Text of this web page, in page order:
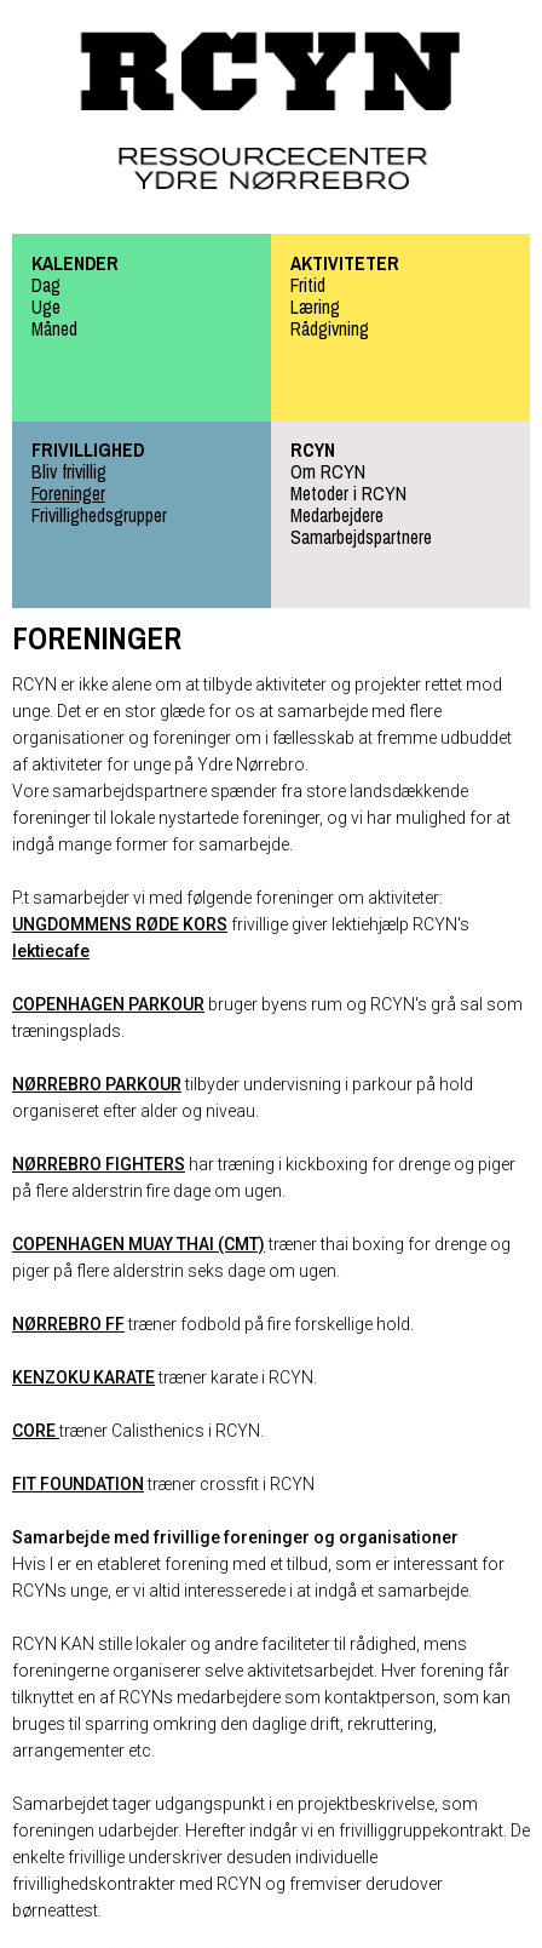
hovedindhold
KALENDER
Dag
Uge
Måned
AKTIVITETER
Fritid
Læring
Rådgivning
FRIVILLIGHED
Bliv frivillig
Foreninger
Frivillighedsgrupper
RCYN
Om RCYN
Metoder i RCYN
Medarbejdere
Samarbejdspartnere
FORENINGER
RCYN er ikke alene om at tilbyde aktiviteter og projekter rettet mod
unge. Det er en stor glæde for os at samarbejde med flere
organisationer og foreninger om i fællesskab at fremme udbuddet
af aktiviteter for unge på Ydre Nørrebro.
Vore samarbejdspartnere spænder fra store landsdækkende
foreninger til lokale nystartede foreninger, og vi har mulighed for at
indgå mange former for samarbejde.
P.t samarbejder vi med følgende foreninger om aktiviteter:
UNGDOMMENS RØDE KORS frivillige giver lektiehjælp RCYN's
lektiecafe
COPENHAGEN PARKOUR bruger byens rum og RCYN's grå sal som
træningsplads.
NØRREBRO PARKOURtilbyder undervisning i parkour på hold
organiseret efter alder og niveau.
NØRREBRO FIGHTERS har træning i kickboxing for drenge og piger
på flere alderstrin fire dage om ugen.
COPENHAGEN MUAY THAI (CMT)træner thai boxing for drenge og
piger på flere alderstrin seks dage om ugen.
NØRREBRO FFtræner fodbold på fire forskellige hold.
KENZOKU KARATEtræner karate i RCYN.
COREtræner Calisthenics i RCYN.
FIT FOUNDATION træner crossfit i RCYN
Samarbejde med frivillige foreninger og organisationer
Hvis I er en etableret forening med et tilbud, som er interessant for
RCYNs unge, er vi altid interesserede i at indgå et samarbejde.
RCYN KAN stille lokaler og andre faciliteter til rådighed, mens
foreningerne organiserer selve aktivitetsarbejdet. Hver forening får
tilknyttet en af RCYNs medarbejdere som kontaktperson, som kan
bruges til sparring omkring den daglige drift, rekruttering,
arrangementer etc.
Samarbejdet tager udgangspunkt i en projektbeskrivelse, som
foreningen udarbejder. Herefter indgår vi en frivilliggruppekontrakt. De
enkelte frivillige underskriver desuden individuelle
frivillighedskontrakter med RCYN og fremviser derudover
børneattest.